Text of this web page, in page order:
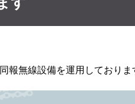
報無線設備を運用しておりま